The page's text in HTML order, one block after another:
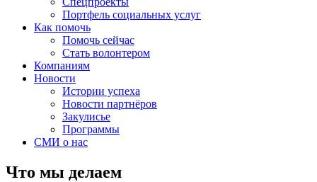
Портфель социальных услуг
Как помочь
Помочь сейчас
Стать волонтером
Компаниям
Новости
Истории успеха
Новости партнёров
Закулисье
Программы
СМИ о нас
Что мы делаем